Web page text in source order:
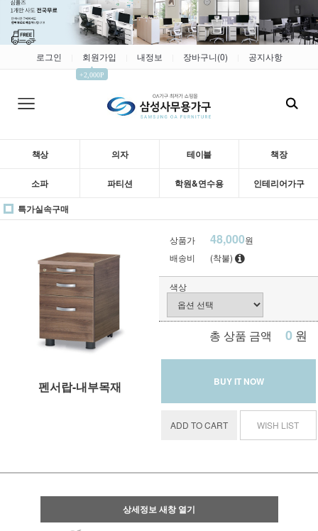
로그인 회원가입
▲
+2,000P
내정보 장바구니(0) 공지사항
책상 의자 테이블 책장
소파 파티션 학원&연수용
인테리어가구
특가실속구매
펜서랍-내부목재
상품가 48,000원
배송비
(착불)
색상
총 상품 금액 0 원
BUY IT NOW
ADD TO CART WISH LIST
상세정보 새창 열기